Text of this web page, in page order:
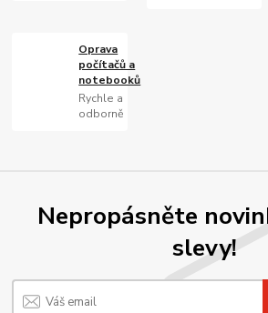
Oprava
počítačů a
notebooků
Rychle a
odborně
Nepropásněte
slevy!